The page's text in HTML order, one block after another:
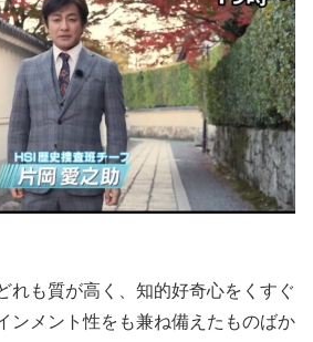
れも質が高く、知的好奇心をくすぐ
ンメント性をも兼ね備えたものばか